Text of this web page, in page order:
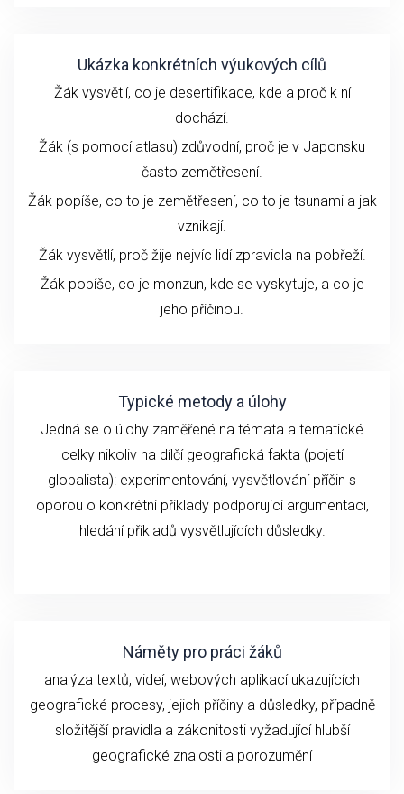
Ukázka konkrétních výukových cílů
Žák vysvětlí, co je desertifikace, kde a proč k ní
dochází.
Žák (s pomocí atlasu) zdůvodní, proč je v Japonsku
často zemětřesení.
Žák popíše, co to je zemětřesení, co to je tsunami a jak
vznikají.
Žák vysvětlí, proč žije nejvíc lidí zpravidla na pobřeží.
Žák popíše, co je monzun, kde se vyskytuje, a co je
jeho příčinou.
Typické metody a úlohy
Jedná se o úlohy zaměřené na témata a tematické
celky nikolivna dílčí geografická fakta (pojetí
globalista): experimentování, vysvětlování příčin s
oporou o konkrétní příklady podporující argumentaci,
hledání příkladů vysvětlujících důsledky.
Náměty pro práci žáků
analýza textů, videí, webových aplikací ukazujících
geografické procesy, jejich příčiny a důsledky, případně
složitější pravidla a zákonitosti vyžadující hlubší
geografické znalosti a porozumění